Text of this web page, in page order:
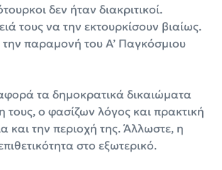
δεν ήταν διακριτικοί.
τους να την εκτουρκίσουν βιαίως.
την παραμονή του Α’ Παγκόσμιου
τα δημοκρατικά δικαιώματα
ο φασίζων λόγος και πρακτική
και την περιοχή της. Άλλωστε, η
στο εξωτερικό.